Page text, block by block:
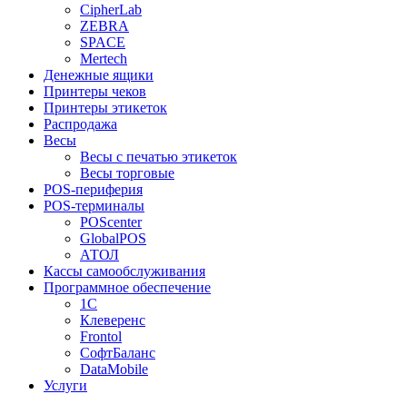
CipherLab
ZEBRA
SPACE
Mertech
Денежные ящики
Принтеры чеков
Принтеры этикеток
Распродажа
Весы
Весы с печатью этикеток
Весы торговые
POS-периферия
POS-терминалы
POScenter
GlobalPOS
АТОЛ
Кассы самообслуживания
Программное обеспечение
1С
Клеверенс
Frontol
СофтБаланс
DataMobile
Услуги